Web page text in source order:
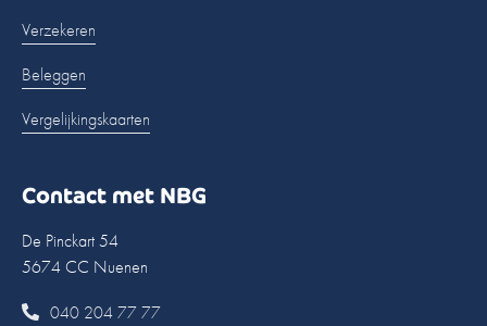
Verzekeren
Beleggen
Vergelijkingskaarten
Contact met NBG
De Pinckart 54
5674 CC Nuenen
040 204 77 77